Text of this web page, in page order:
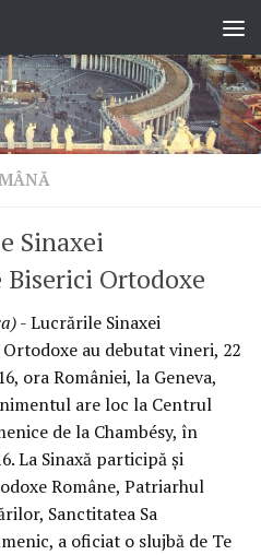
Sinaxei
Ortodoxe
- Lucrările Sinaxei
au debutat vineri, 22
ora României, la Geneva,
are loc la Centrul
de la Chambésy, în
La Sinaxă participă și
Române, Patriarhul
Sanctitatea Sa
a oficiat o slujbă de Te